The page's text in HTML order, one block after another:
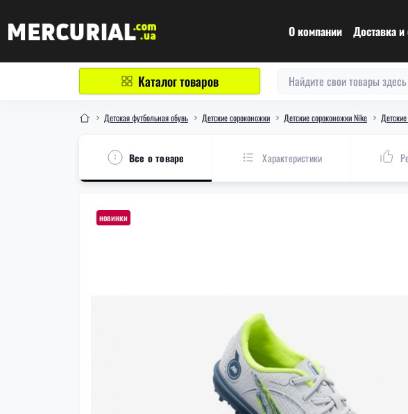
О компании Доставка и
Каталог товаров
Детская футбольная обувь Детские сороконожки Детские сороконожки Nike
Все о товаре Характеристики
новинки